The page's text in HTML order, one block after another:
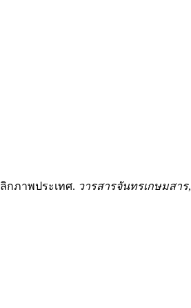
กภาพประเทศ. วารสารจันทรเกษมสาร,